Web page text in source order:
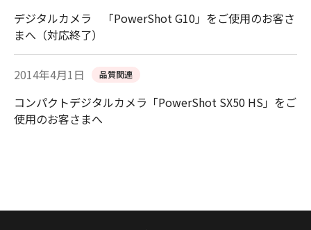
デジタルカメラ 「PowerShot G10」をご使用のお客さ
まへ（対応終了）
2014年4月1日 品質関連
コンパクトデジタルカメラ「PowerShot SX50 HS」をご
使用のお客さまへ